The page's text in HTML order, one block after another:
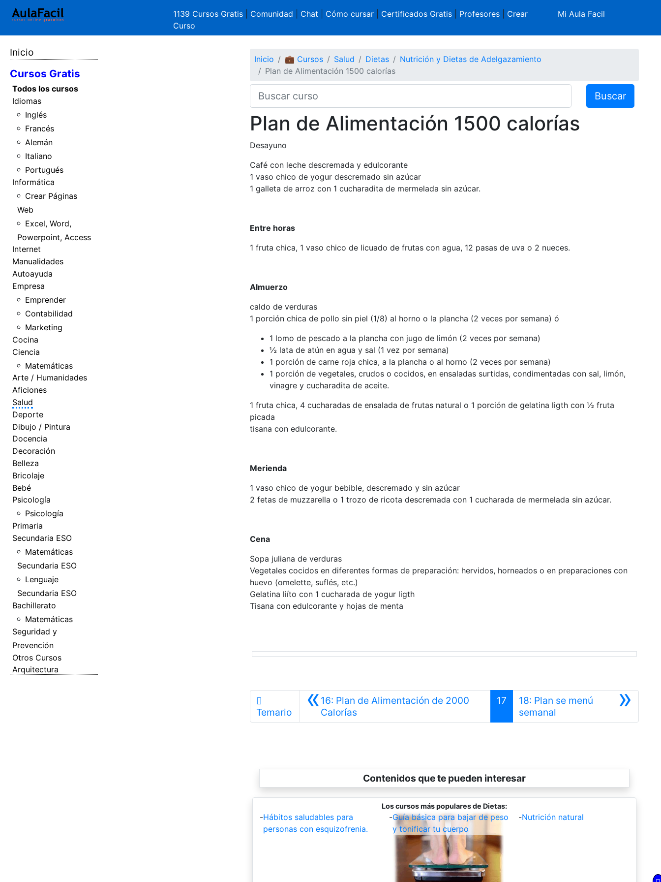
1139 Cursos Gratis Comunidad Chat Cómo cursar| Certificados Gratis| Profesores| Crear
Curso
Mi Aula Facil
Inicio
Cursos Gratis
Todos los cursos
Idiomas
Inglés
Francés
Alemán
Italiano
Portugués
Informática
Crear Páginas
Web
Excel, Word,
Powerpoint, Access
Internet
Manualidades
Autoayuda
Empresa
Emprender
Contabilidad
Marketing
Cocina
Ciencia
Matemáticas
Arte / Humanidades
Aficiones
Salud
Deporte
Dibujo / Pintura
Docencia
Decoración
Belleza
Bricolaje
Bebé
Psicología
Psicología
Primaria
Secundaria ESO
Matemáticas
Secundaria ESO
Lenguaje
Secundaria ESO
Bachillerato
Matemáticas
Seguridad y
Prevención
Otros Cursos
Arquitectura
Inicio 💼 Cursos Salud Dietas
Nutrición y Dietas de Adelgazamiento
Plan de Alimentación 1500 calorías
Buscar
Plan de Alimentación 1500 calorías
Desayuno
Café con leche descremada y edulcorante
1 vaso chico de yogur descremado sin azúcar
1 galleta de arroz con 1 cucharadita de mermelada sin azúcar.
Entre horas
1 fruta chica, 1 vaso chico de licuado de frutas con agua, 12 pasas de uva o 2 nueces.
Almuerzo
caldo de verduras
1 porción chica de pollo sin piel (1/8) al horno o la plancha (2 veces por semana) ó
1 lomo de pescado a la plancha con jugo de limón (2 veces por semana)
½ lata de atún en agua y sal (1 vez por semana)
1 porción de carne roja chica, a la plancha o al horno (2 veces por semana)
1 porción de vegetales, crudos o cocidos, en ensaladas surtidas, condimentadas con sal, limón,
vinagre y cucharadita de aceite.
1 fruta chica, 4 cucharadas de ensalada de frutas natural o 1 porción de gelatina ligth con ½ fruta
picada
tisana con edulcorante.
Merienda
1 vaso chico de yogur bebible, descremado y sin azúcar
2 fetas de muzzarella o 1 trozo de ricota descremada con 1 cucharada de mermelada sin azúcar.
Cena
Sopa juliana de verduras
Vegetales cocidos en diferentes formas de preparación: hervidos, horneados o en preparaciones con
huevo (omelette, suflés, etc.)
Gelatina liíto con 1 cucharada de yogur ligth
Tisana con edulcorante y hojas de menta
Temario «16: Plan de Alimentación de 2000
Calorías
17 »
18: Plan se menú
semanal
Contenidos que te pueden interesar
Los cursos más populares de Dietas:
-Hábitos saludables para
personas con esquizofrenia.
-Guía básica para bajar de peso
y tonificar tu cuerpo
-Nutrición natural